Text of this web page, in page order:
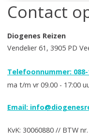
Contact
Diogenes Reizen
Vendelier 61, 3905 PD
Telefoonnummer: 088-
ma t/m vr 09.00 - 17:00
Email:
KvK: 30060880 // BTW